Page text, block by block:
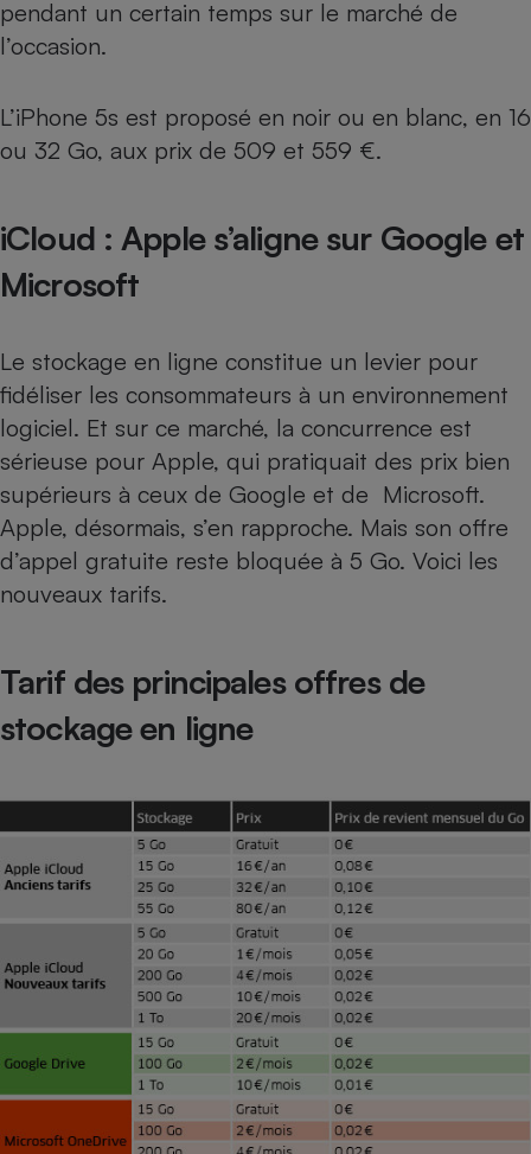
pendant un certain temps sur le marché de
l’occasion.
L’iPhone 5s est proposé en noir ou en blanc, en 16
ou 32 Go, aux prix de 509 et 559 €.
iCloud : Apple s’aligne sur Google et
Microsoft
Le stockage en ligne constitue un levier pour
fidéliser les consommateurs à un environnement
logiciel. Et sur ce marché, la concurrence est
sérieuse pour Apple, qui pratiquait des prix bien
supérieurs à ceux de Google et de Microsoft.
Apple, désormais, s’en rapproche. Mais son offre
d’appel gratuite reste bloquée à 5 Go. Voici les
nouveaux tarifs.
Tarif des principales offres de
stockage en ligne